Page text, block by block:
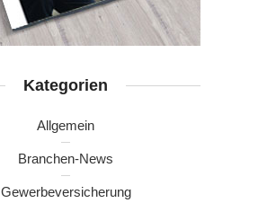
Kategorien
Allgemein
Branchen-News
Gewerbeversicherung